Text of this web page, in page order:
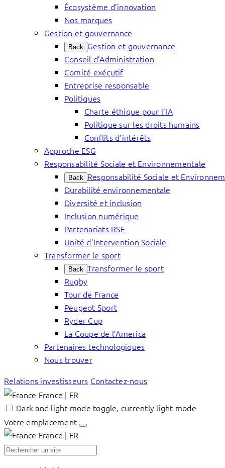
Écosystème d’innovation
Nos marques
Gestion et gouvernance
Back Gestion et gouvernance
Conseil d’Administration
Comité exécutif
Entreprise responsable
Politiques
Charte éthique pour l’IA
Politique sur les droits humains
Conflits d’intérêts
Approche ESG
Responsabilité Sociale et Environnementale
Back Responsabilité Sociale et
Durabilité environnementale
Diversité et inclusion
Inclusion numérique
Partenariats RSE
Unité d’Intervention Sociale
Transformer le sport
Back Transformer le sport
Rugby
Tour de France
Peugeot Sport
Ryder Cup
La Coupe de l’America
Partenaires technologiques
Nous trouver
Relations investisseurs Contactez-nous
France | FR
Dark and light mode toggle, currently light mode
Votre emplacement
France | FR